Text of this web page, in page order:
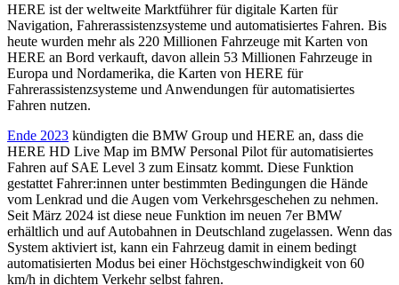
HERE ist der weltweite Marktführer für digitale Karten für
Navigation, Fahrerassistenzsysteme und automatisiertes Fahren. Bis
heute wurden mehr als 220 Millionen Fahrzeuge mit Karten von
HERE an Bord verkauft, davon allein 53 Millionen Fahrzeuge in
Europa und Nordamerika, die Karten von HERE für
Fahrerassistenzsysteme und Anwendungen für automatisiertes
Fahren nutzen.
Ende 2023 kündigten die BMW Group und HERE an, dass die
HERE HD Live Map im BMW Personal Pilot für automatisiertes
Fahren auf SAE Level 3 zum Einsatz kommt. Diese Funktion
gestattet Fahrer:innen unter bestimmten Bedingungen die Hände
vom Lenkrad und die Augen vom Verkehrsgeschehen zu nehmen.
Seit März 2024 ist diese neue Funktion im neuen 7er BMW
erhältlich und auf Autobahnen in Deutschland zugelassen. Wenn das
System aktiviert ist, kann ein Fahrzeug damit in einem bedingt
automatisierten Modus bei einer Höchstgeschwindigkeit von 60
km/h in dichtem Verkehr selbst fahren.